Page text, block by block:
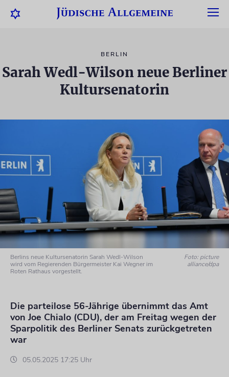
BERLIN
Sarah Wedl-Wilson neue Berliner
Kultursenatorin
Berlins neue Kultursenatorin Sarah Wedl-Wilson
wird vom Regierenden Bürgermeister Kai Wegner im
Roten Rathaus vorgestellt.
Foto: picture
alliance/dpa
Die parteilose 56-Jährige übernimmt das Amt
von Joe Chialo (CDU), der am Freitag wegen der
Sparpolitik des Berliner Senats zurückgetreten
war
05.05.2025 17:25 Uhr